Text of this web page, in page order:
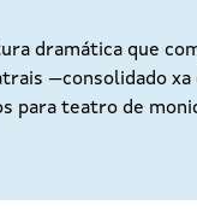
dramática que
—consolidado xa
para teatro de